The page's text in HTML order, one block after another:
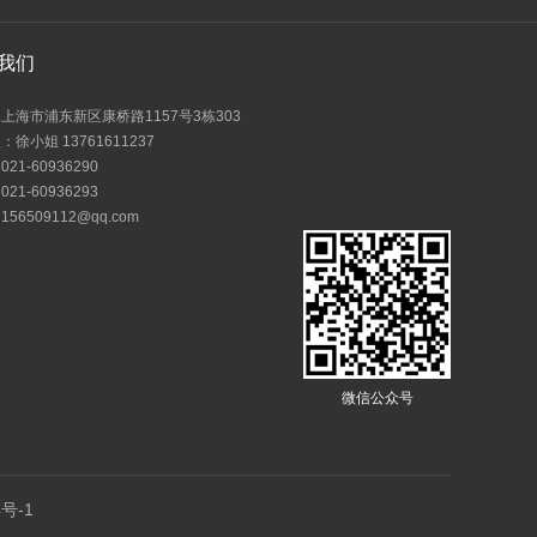
们
海市浦东新区康桥路1157号3栋303
徐小姐 13761611237
60936290
60936293
微信公众号
-1